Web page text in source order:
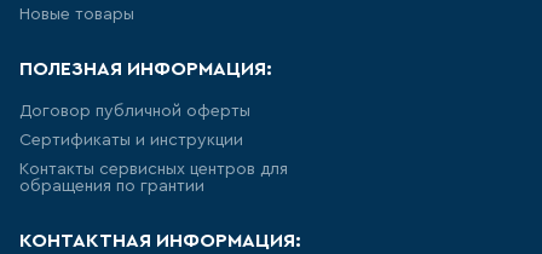
10 товаров
5 товаров
Новые товары
ПОЛЕЗНАЯ ИНФОРМАЦИЯ:
Договор публичной оферты
Сертификаты и инструкции
Контакты сервисных центров для
обращения по грантии
КОНТАКТНАЯ ИНФОРМАЦИЯ: